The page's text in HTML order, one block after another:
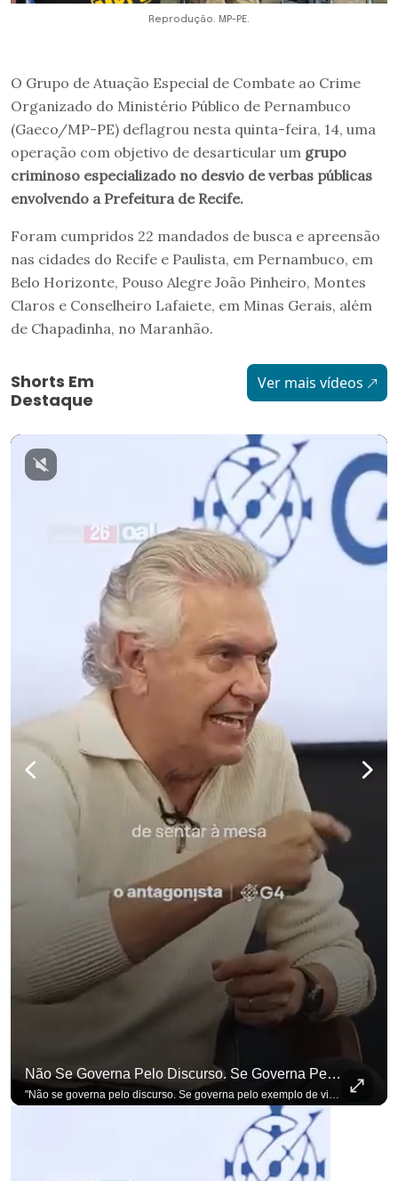
Reprodução. MP-PE.
O Grupo de Atuação Especial de Combate ao Crime
Organizado do Ministério Público de Pernambuco
(Gaeco/MP-PE) deflagrou nesta quinta-feira, 14, uma
operação com objetivo de desarticular um grupo
criminoso especializado no desvio de verbas públicas
envolvendo a Prefeitura de Recife.
Foram cumpridos 22 mandados de busca e apreensão
nas cidades do Recife e Paulista, em Pernambuco, em
Belo Horizonte, Pouso Alegre João Pinheiro, Montes
Claros e Conselheiro Lafaiete, em Minas Gerais, além
de Chapadinha, no Maranhão.
Shorts Em
Destaque
Ver mais vídeos
Não Se Governa Pelo Discurso. Se Governa Pelo Exemplo De Vida", Alfineta Ronaldo Caiado
"Não se governa pelo discurso. Se governa pelo exemplo de vida", alfineta Ronaldo Caiado, respondendo a empresários na primeira Sabatina Presidencial com a pauta definida por quem constrói o país. Se você busca informação com credibilidade, inscreva-se agora e ative o